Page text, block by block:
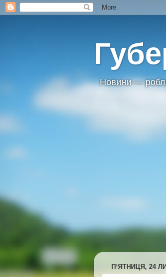
Новини —
ПʼЯТНИЦЯ, 24